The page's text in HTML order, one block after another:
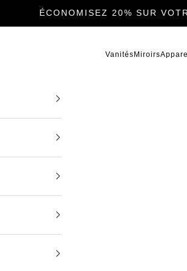
ÉCONOMISEZ 20% SUR
Vanités Miroirs